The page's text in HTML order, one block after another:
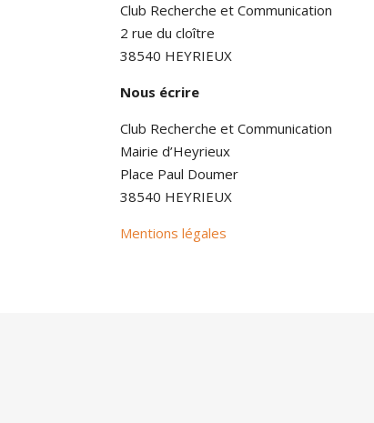
Club Recherche et Communication
2 rue du cloître
38540 HEYRIEUX
Nous écrire
Club Recherche et Communication
Mairie d’Heyrieux
Place Paul Doumer
38540 HEYRIEUX
Mentions légales